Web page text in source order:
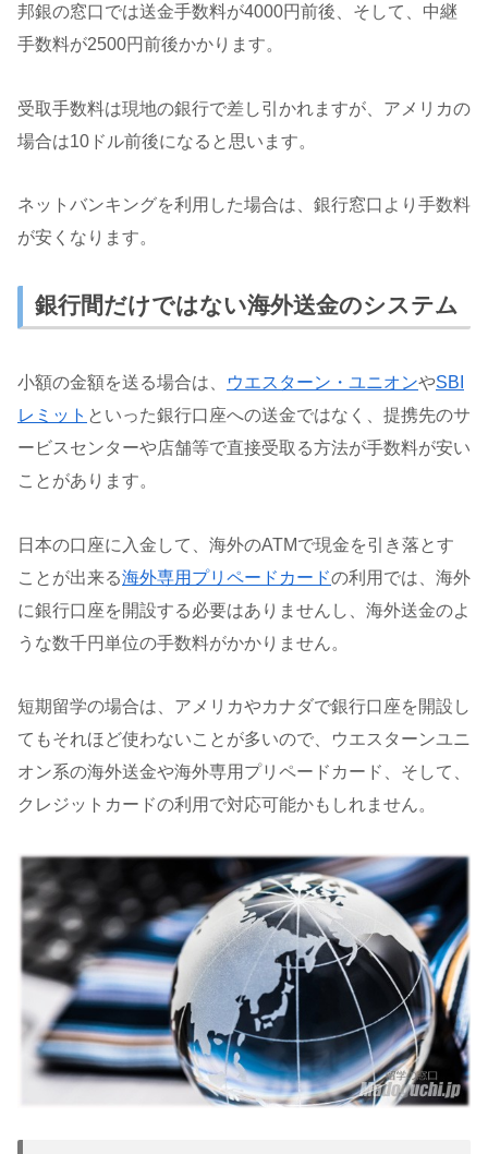
邦銀の窓口では送金手数料が4000円前後、そして、中継
手数料が2500円前後かかります。
受取手数料は現地の銀行で差し引かれますが、アメリカの
場合は10ドル前後になると思います。
ネットバンキングを利用した場合は、銀行窓口より手数料
が安くなります。
銀行間だけではない海外送金のシステム
小額の金額を送る場合は、 ウエスターン・ユニオンやSBI
レミット といった銀行口座への送金ではなく、提携先のサ
ービスセンターや店舗等で直接受取る方法が手数料が安い
ことがあります。
日本の口座に入金して、海外のATMで現金を引き落とす
ことが出来る海外専用プリペードカードの利用では、海外
に銀行口座を開設する必要はありませんし、海外送金のよ
うな数千円単位の手数料がかかりません。
短期留学の場合は、アメリカやカナダで銀行口座を開設し
てもそれほど使わないことが多いので、ウエスターンユニ
オン系の海外送金や海外専用プリペードカード、そして、
クレジットカードの利用で対応可能かもしれません。